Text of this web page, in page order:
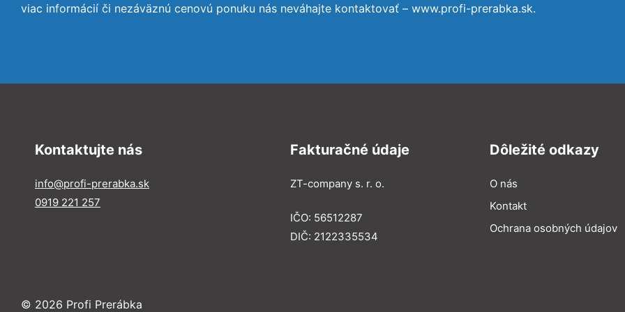
viac informácií či nezáväznú cenovú ponuku nás neváhajte kontaktovať – www.profi-prerabka.sk.
Kontaktujte nás
info@profi-prerabka.sk
0919 221 257
Fakturačné údaje
ZT-company s. r. o.
IČO: 56512287
DIČ: 2122335534
Dôležité odkazy
O nás
Kontakt
Ochrana osobných údajov
© 2026 Profi Prerábka